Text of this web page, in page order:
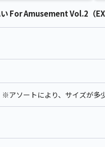
For Amusement Vol.2（
ソートにより、サイズが多少